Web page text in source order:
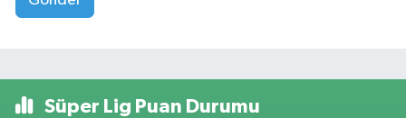
Süper Lig Puan Durumu